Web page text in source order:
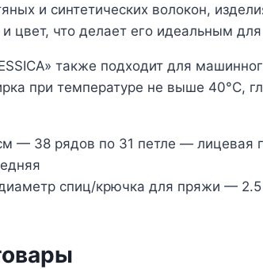
и синтетических волокон,
цвет, что делает его идеальным
также подходит для
при температуре не выше 40°C,
— 38 рядов по 31 петле — лицевая
спиц/крючка для пряжи —